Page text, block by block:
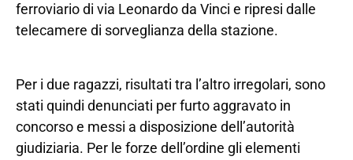
ferroviario di via Leonardo da Vinci e ripresi dalle
telecamere di sorveglianza della stazione.
Per i due ragazzi, risultati tra l’altro irregolari, sono
stati quindi denunciati per furto aggravato in
concorso e messi a disposizione dell’autorità
giudiziaria. Per le forze dell’ordine gli elementi